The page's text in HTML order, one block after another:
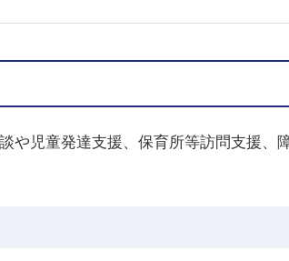
や児童発達支援、保育所等訪問支援、